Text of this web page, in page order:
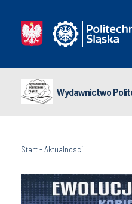
Wydawnictwo
Start-Aktualnosci